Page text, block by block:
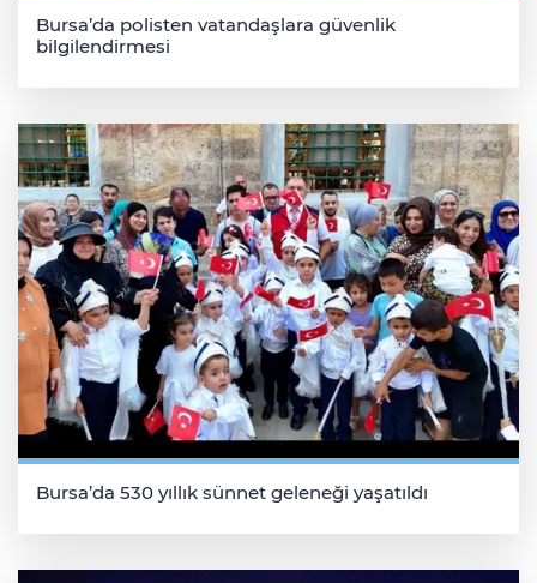
Bursa’da polisten vatandaşlara güvenlik
bilgilendirmesi
Bursa’da 530 yıllık sünnet geleneği yaşatıldı